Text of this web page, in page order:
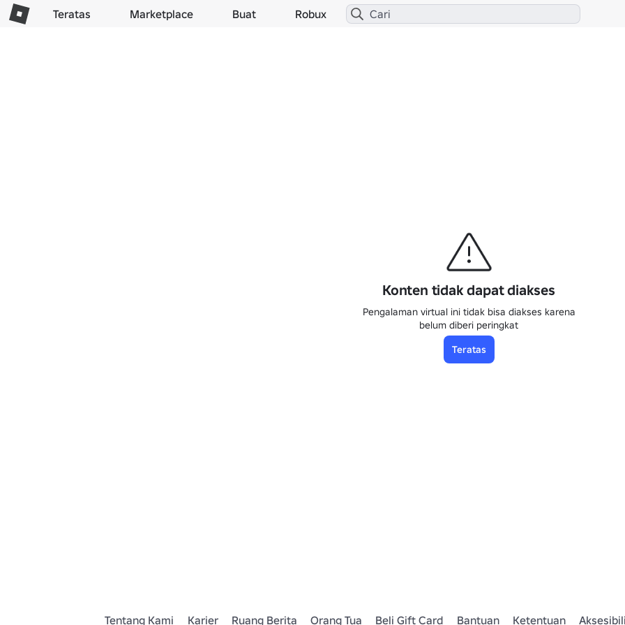
Teratas Marketplace Buat Robux
Konten tidak dapat diakses
Pengalaman virtual ini tidak bisa diakses karena
belum diberi peringkat
Teratas
Tentang Kami Karier Ruang Berita Orang Tua Beli Gift Card Bantuan Ketentuan